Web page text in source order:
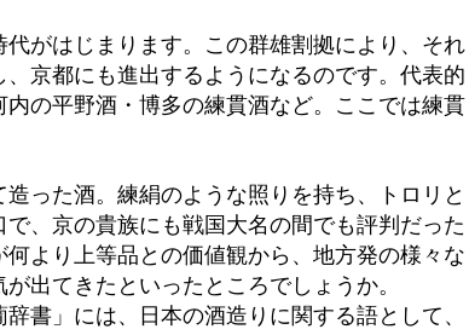
がはじまります。この群雄割拠により、それ
京都にも進出するようになるのです。代表的
の平野酒・博多の練貫酒など。ここでは練貫
った酒。練絹のような照りを持ち、トロリと
、京の貴族にも戦国大名の間でも評判だった
より上等品との価値観から、地方発の様々な
出てきたといったところでしょうか。
書」には、日本の酒造りに関する語として、